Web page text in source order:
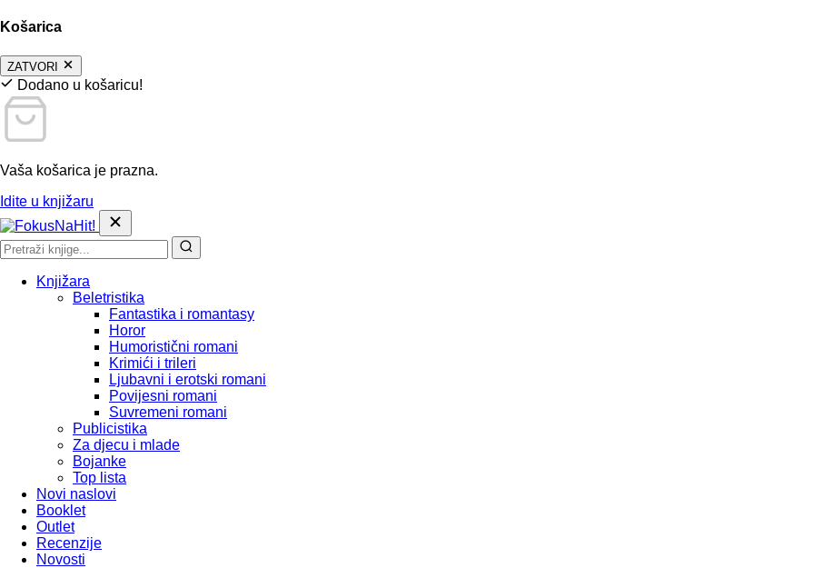
Košarica
ZATVORI
Dodano u košaricu!
Vaša košarica je prazna.
Idite u knjižaru
Knjižara
Beletristika
Fantastika i romantasy
Horor
Humoristični romani
Krimići i trileri
Ljubavni i erotski romani
Povijesni romani
Suvremeni romani
Publicistika
Za djecu i mlade
Bojanke
Top lista
Novi naslovi
Booklet
Outlet
Recenzije
Novosti